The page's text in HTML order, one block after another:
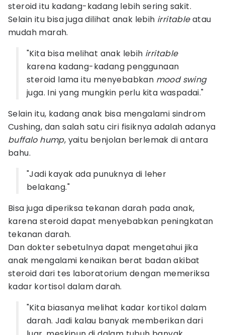
steroid itu kadang-kadang lebih sering sakit.
Selain itu bisa juga dilihat anak lebih irritableatau
mudah marah.
"Kita bisa melihat anak lebih irritable
karena kadang-kadang penggunaan
steroid lama itu menyebabkan mood swing
juga. Ini yang mungkin perlu kita waspadai."
Selain itu, kadang anak bisa mengalami sindrom
Cushing, dan salah satu ciri fisiknya adalah adanya
buffalo hump, yaitu benjolan berlemak di antara
bahu.
"Jadi kayak ada punuknya di leher
belakang."
Bisa juga diperiksa tekanan darah pada anak,
karena steroid dapat menyebabkan peningkatan
tekanan darah.
Dan dokter sebetulnya dapat mengetahui jika
anak mengalami kenaikan berat badan akibat
steroid dari tes laboratorium dengan memeriksa
kadar kortisol dalam darah.
"Kita biasanya melihat kadar kortikol dalam
darah. Jadi kalau banyak memberikan dari